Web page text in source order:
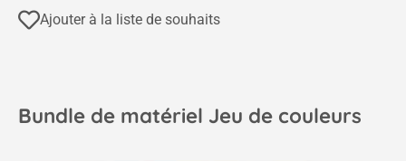
Ajouter à la liste de souhaits
Bundle de matériel Jeu de couleurs